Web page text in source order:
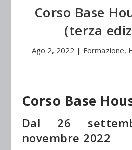
Corso Base
(terza
Ago 2, 2022 | Formazione,
Corso Base
Dal 26
novembre 2022